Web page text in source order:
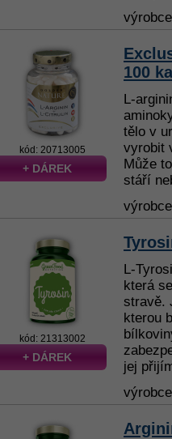
kód: 20713005
+ DÁREK
100
L-
tělo v
vyrobit
Může
stáří
kód: 21313002
+ DÁREK
L-
která
stravě.
kterou
jej